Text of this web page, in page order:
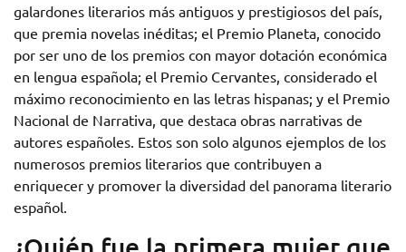
galardones literarios más antiguos y prestigiosos del país,
que premia novelas inéditas; el Premio Planeta, conocido
por ser uno de los premios con mayor dotación económica
en lengua española; el Premio Cervantes, considerado el
máximo reconocimiento en las letras hispanas; y el Premio
Nacional de Narrativa, que destaca obras narrativas de
autores españoles. Estos son solo algunos ejemplos de los
numerosos premios literarios que contribuyen a
enriquecer y promover la diversidad del panorama literario
español.